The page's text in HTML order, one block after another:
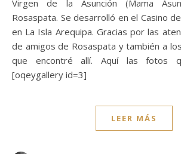
Virgen de la Asunción (Mama
Rosaspata. Se desarrolló en el Casino
en La Isla Arequipa. Gracias por las
de amigos de Rosaspata y también a
que encontré allí. Aquí las fotos
[oqeygallery id=3]
LEER MÁS